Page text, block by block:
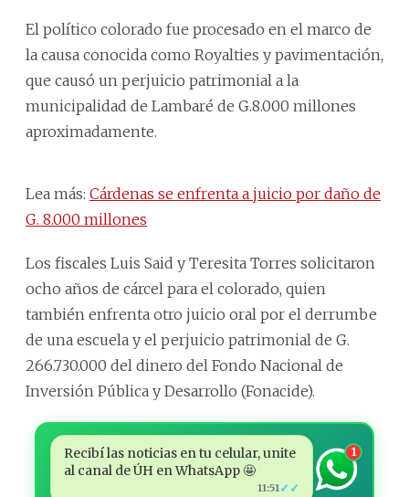
El político colorado fue procesado en el marco de
la causa conocida como Royalties y pavimentación,
que causó un perjuicio patrimonial a la
municipalidad de Lambaré de G.8.000 millones
aproximadamente.
Lea más: Cárdenas se enfrenta a juicio por daño de
G. 8.000 millones
Los fiscales Luis Said y Teresita Torres solicitaron
ocho años de cárcel para el colorado, quien
también enfrenta otro juicio oral por el derrumbe
de una escuela y el perjuicio patrimonial de G.
266.730.000 del dinero del Fondo Nacional de
Inversión Pública y Desarrollo (Fonacide).
Recibí las noticias en tu celular, unite
al canal de ÚH en WhatsApp 🤩
11:51 ✓✓
1